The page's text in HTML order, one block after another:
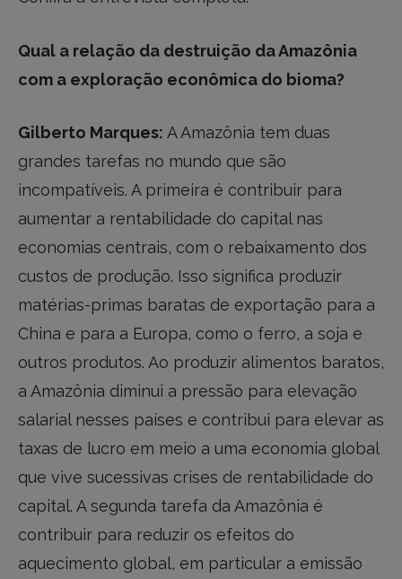
Qual a relação da destruição da Amazônia
com a exploração econômica do bioma?
Gilberto Marques: A Amazônia tem duas
grandes tarefas no mundo que são
incompatíveis. A primeira é contribuir para
aumentar a rentabilidade do capital nas
economias centrais, com o rebaixamento dos
custos de produção. Isso significa produzir
matérias-primas baratas de exportação para a
China e para a Europa, como o ferro, a soja e
outros produtos. Ao produzir alimentos baratos,
a Amazônia diminui a pressão para elevação
salarial nesses países e contribui para elevar as
taxas de lucro em meio a uma economia global
que vive sucessivas crises de rentabilidade do
capital. A segunda tarefa da Amazônia é
contribuir para reduzir os efeitos do
aquecimento global, em particular a emissão